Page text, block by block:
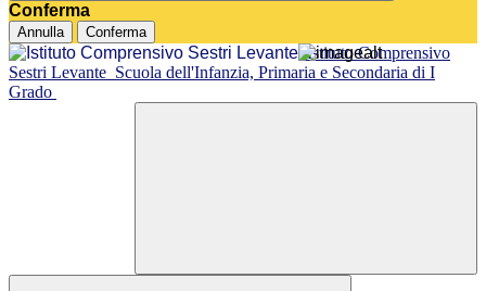
Conferma
Annulla Conferma
Istituto Comprensivo
Sestri Levante Scuola dell'Infanzia, Primaria e Secondaria di I
Grado